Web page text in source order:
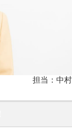
担当：中村